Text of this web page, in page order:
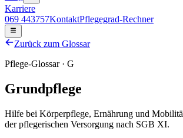
Karriere
069 443757KontaktPflegegrad-Rechner
Zurück zum Glossar
Pflege-Glossar · G
Grundpflege
Hilfe bei Körperpflege, Ernährung und
der pflegerischen Versorgung nach SGB XI.